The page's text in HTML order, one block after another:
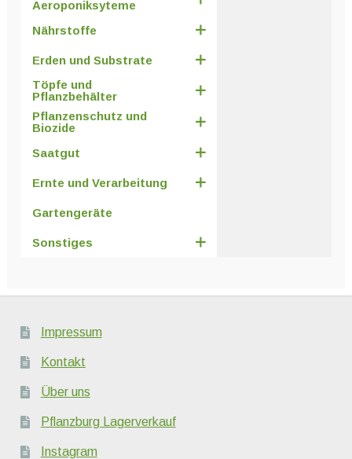
Aeroponiksyteme
Nährstoffe
Erden und Substrate
Töpfe und
Pflanzbehälter
Pflanzenschutz und
Biozide
Saatgut
Ernte und Verarbeitung
Gartengeräte
Sonstiges
Impressum
Kontakt
Über uns
Pflanzburg Lagerverkauf
Instagram